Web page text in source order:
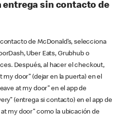
entrega sin contacto de
de McDonald’s, selecciona
Uber Eats, Grubhub o
Después, al hacer el checkout,
door” (dejar en la puerta) en el
at my door” en el app de
(entrega si contacto) en el app de
my door” como la ubicación de